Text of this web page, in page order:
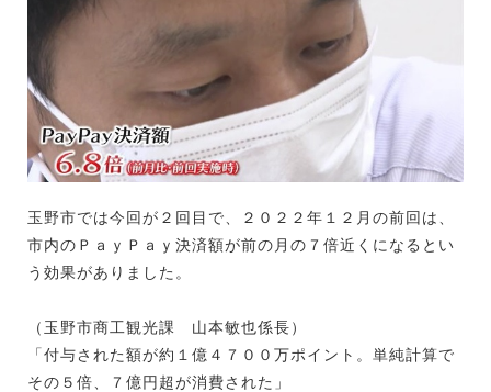
玉野市では今回が２回目で、２０２２年１２月の前回は、
市内のＰａｙＰａｙ決済額が前の月の７倍近くになるとい
う効果がありました。
（玉野市商工観光課 山本敏也係長）
「付与された額が約１億４７００万ポイント。単純計算で
その５倍、７億円超が消費された」